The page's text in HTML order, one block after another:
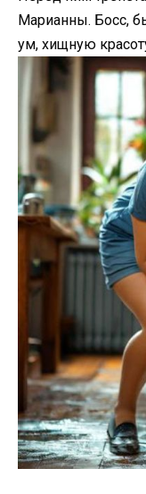
Марианны. Босс,
ум, хищную